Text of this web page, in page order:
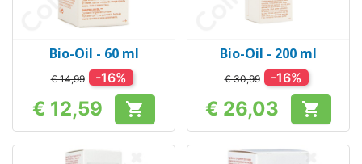
Bio-Oil - 60 ml
€ 14,99 -16%
Prijs
€ 12,59 
Bio-Oil - 200 ml
€ 30,99 -16%
Prijs
€ 26,03 